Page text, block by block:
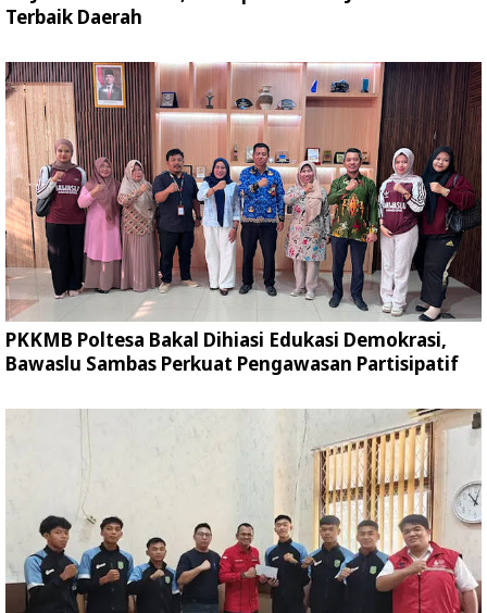
Terbaik Daerah
PKKMB Poltesa Bakal Dihiasi Edukasi Demokrasi,
Bawaslu Sambas Perkuat Pengawasan Partisipatif